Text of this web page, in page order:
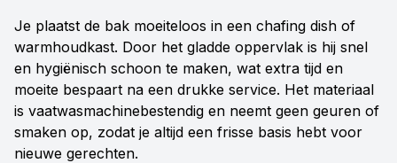
Je plaatst de bak moeiteloos in een chafing dish of
warmhoudkast. Door het gladde oppervlak is hij snel
en hygiënisch schoon te maken, wat extra tijd en
moeite bespaart na een drukke service. Het materiaal
is vaatwasmachinebestendig en neemt geen geuren of
smaken op, zodat je altijd een frisse basis hebt voor
nieuwe gerechten.